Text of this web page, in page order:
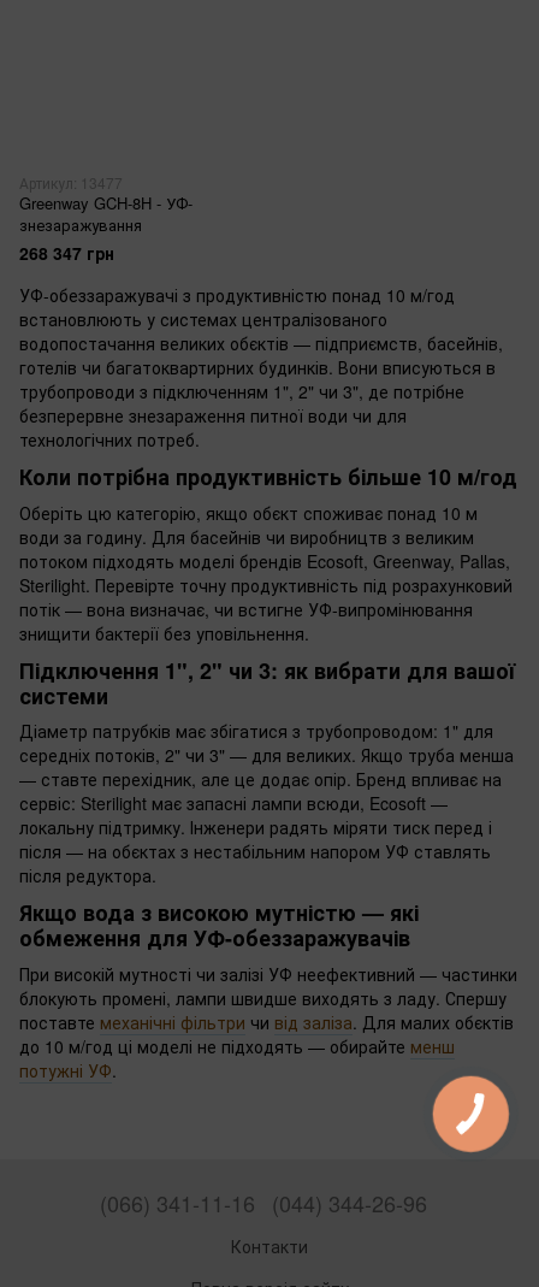
Артикул: 13477
Greenway GCH-8H - УФ-
знезаражування
268 347 грн
УФ-обеззаражувачі з продуктивністю понад 10 м/год
встановлюють у системах централізованого
водопостачання великих обєктів — підприємств, басейнів,
готелів чи багатоквартирних будинків. Вони вписуються в
трубопроводи з підключенням 1", 2" чи 3", де потрібне
безперервне знезараження питної води чи для
технологічних потреб.
Коли потрібна продуктивність більше 10 м/год
Оберіть цю категорію, якщо обєкт споживає понад 10 м
води за годину. Для басейнів чи виробництв з великим
потоком підходять моделі брендів Ecosoft, Greenway, Pallas,
Sterilight. Перевірте точну продуктивність під розрахунковий
потік — вона визначає, чи встигне УФ-випромінювання
знищити бактерії без уповільнення.
Підключення 1", 2" чи 3: як вибрати для вашої
системи
Діаметр патрубків має збігатися з трубопроводом: 1" для
середніх потоків, 2" чи 3" — для великих. Якщо труба менша
— ставте перехідник, але це додає опір. Бренд впливає на
сервіс: Sterilight має запасні лампи всюди, Ecosoft —
локальну підтримку. Інженери радять міряти тиск перед і
після — на обєктах з нестабільним напором УФ ставлять
після редуктора.
Якщо вода з високою мутністю — які
обмеження для УФ-обеззаражувачів
При високій мутності чи залізі УФ неефективний — частинки
блокують промені, лампи швидше виходять з ладу. Спершу
поставте механічні фільтри чи від заліза. Для малих обєктів
до 10 м/год ці моделі не підходять — обирайте менш
потужні УФ.
(066) 341-11-16 (044) 344-26-96
Контакти